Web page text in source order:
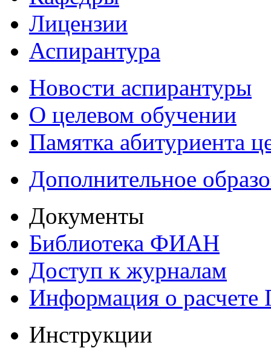
Лицензии
Аспирантура
Новости аспирантуры
О целевом обучении
Памятка абитуриента
Дополнительное
Документы
Библиотека ФИАН
Доступ к журналам
Информация о
Инструкции